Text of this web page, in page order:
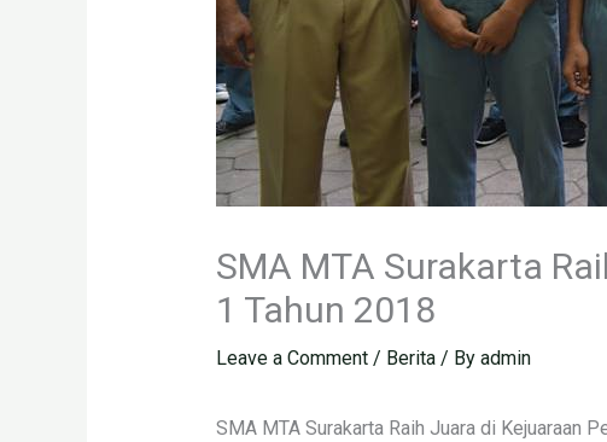
SMA MTA Surakarta
1 Tahun 2018
Leave a Comment / Berita/ By admin
SMA MTA Surakarta Raih Juara di Kejuaraan